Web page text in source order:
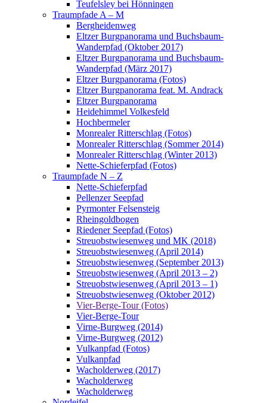
Teufelsley bei Hönningen
Traumpfade A – M
Bergheidenweg
Eltzer Burgpanorama und Buchsbaum-
Wanderpfad (Oktober 2017)
Eltzer Burgpanorama und Buchsbaum-
Wanderpfad (März 2017)
Eltzer Burgpanorama (Fotos)
Eltzer Burgpanorama feat. M. Andrack
Eltzer Burgpanorama
Heidehimmel Volkesfeld
Hochbermeler
Monrealer Ritterschlag (Fotos)
Monrealer Ritterschlag (Sommer 2014)
Monrealer Ritterschlag (Winter 2013)
Nette-Schieferpfad (Fotos)
Traumpfade N – Z
Nette-Schieferpfad
Pellenzer Seepfad
Pyrmonter Felsensteig
Rheingoldbogen
Riedener Seepfad (Fotos)
Streuobstwiesenweg und MK (2018)
Streuobstwiesenweg (April 2014)
Streuobstwiesenweg (September 2013)
Streuobstwiesenweg (April 2013 – 2)
Streuobstwiesenweg (April 2013 – 1)
Streuobstwiesenweg (Oktober 2012)
Vier-Berge-Tour (Fotos)
Vier-Berge-Tour
Virne-Burgweg (2014)
Virne-Burgweg (2012)
Vulkanpfad (Fotos)
Vulkanpfad
Wacholderweg (2017)
Wacholderweg
Wacholderweg